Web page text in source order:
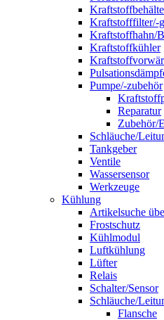
Kraftstofffilter/-
Kraftstoffhahn/
Kraftstoffkühler
Pumpe/-zubehör
Reparatur
Zubehör/
Schläuche/
Tankgeber
Ventile
Wassersensor
Werkzeuge
Kühlung
Artikelsuche
Frostschutz
Kühlmodul
Luftkühlung
Lüfter
Relais
Schalter/Sensor
Schläuche/
Flansche